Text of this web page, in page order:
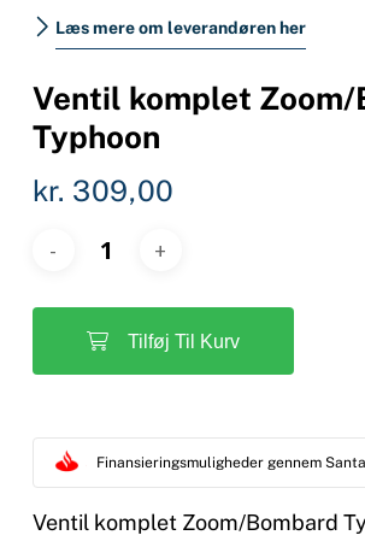
Læs mere om leverandøren her
Ventil komplet Zoom/
Typhoon
kr. 309,00
Tilføj Til Kurv
Finansieringsmuligheder gennem
Ventil komplet Zoom/Bombard